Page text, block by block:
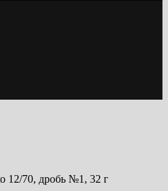
12/70, дробь №1, 32 г